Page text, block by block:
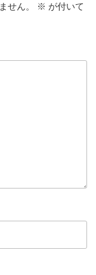
せん。 ※ が付いて